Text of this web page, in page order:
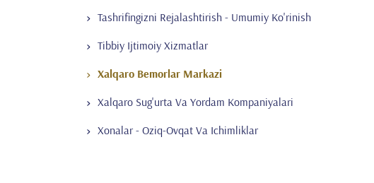
Tashrifingizni Rejalashtirish - Umumiy Ko'rinish
Tibbiy Ijtimoiy Xizmatlar
Xalqaro Bemorlar Markazi
Xalqaro Sug'urta Va Yordam Kompaniyalari
Xonalar - Oziq-Ovqat Va Ichimliklar